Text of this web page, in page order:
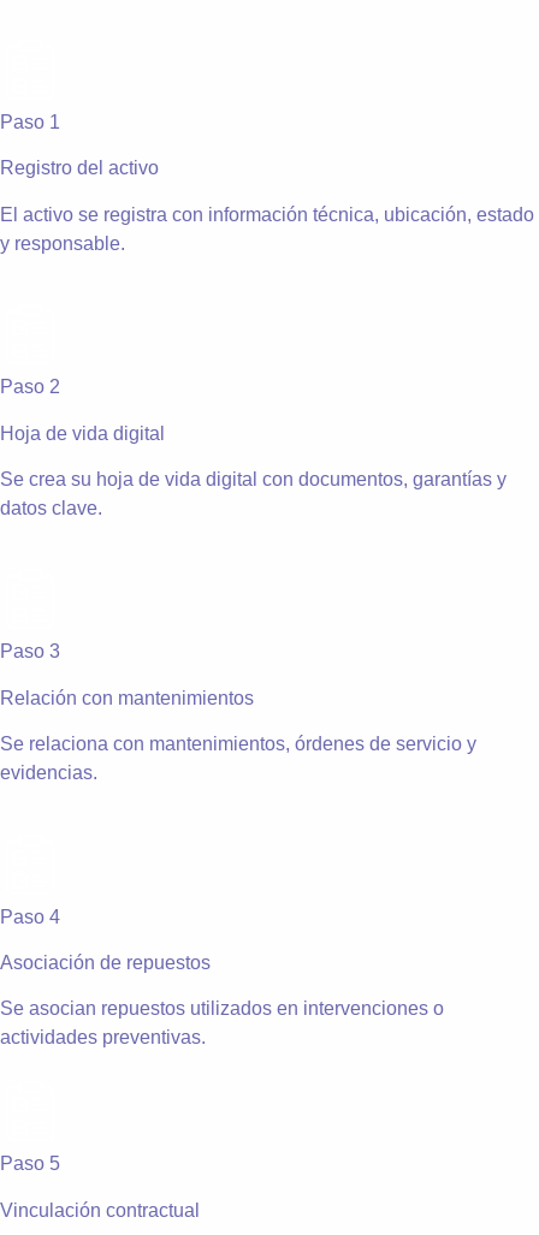
Paso 1
Registro del activo
El activo se registra con información técnica, ubicación, estado
y responsable.
Paso 2
Hoja de vida digital
Se crea su hoja de vida digital con documentos, garantías y
datos clave.
Paso 3
Relación con mantenimientos
Se relaciona con mantenimientos, órdenes de servicio y
evidencias.
Paso 4
Asociación de repuestos
Se asocian repuestos utilizados en intervenciones o
actividades preventivas.
Paso 5
Vinculación contractual